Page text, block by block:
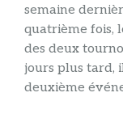
semaine
quatrième fois,
des deux
jours plus tard,
deuxième